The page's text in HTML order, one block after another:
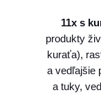
s
c
a
t
M
11x s
produkty
kuraťa),
a vedľajšie
a tuky,